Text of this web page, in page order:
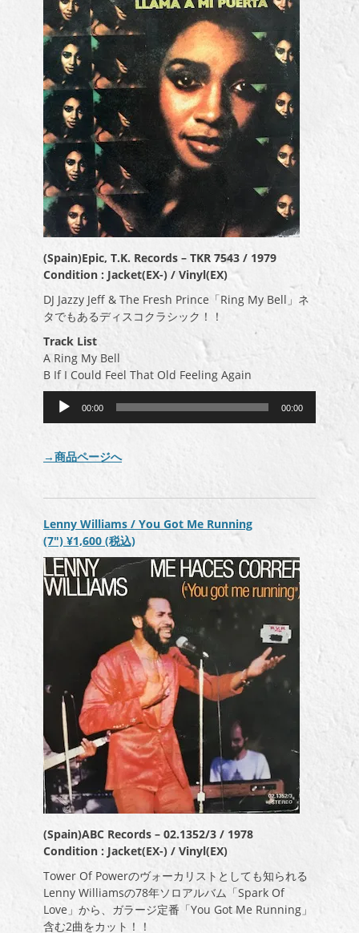
(Spain)Epic, T.K. Records – TKR 7543 / 1979
Condition : Jacket(EX-) / Vinyl(EX)
DJ Jazzy Jeff & The Fresh Prince「Ring My Bell」ネ
タでもあるディスコクラシック！！
Track List
A Ring My Bell
B If I Could Feel That Old Feeling Again
ー
ー
00:00 00:00
→商品ページへ
Lenny Williams / You Got Me Running
(7″) ¥1,600 (税込)
(Spain)ABC Records – 02.1352/3 / 1978
Condition : Jacket(EX-) / Vinyl(EX)
Tower Of Powerのヴォーカリストとしても知られる
Lenny Williamsの78年ソロアルバム「Spark Of
Love」から、ガラージ定番「You Got Me Running」
含む2曲をカット！！